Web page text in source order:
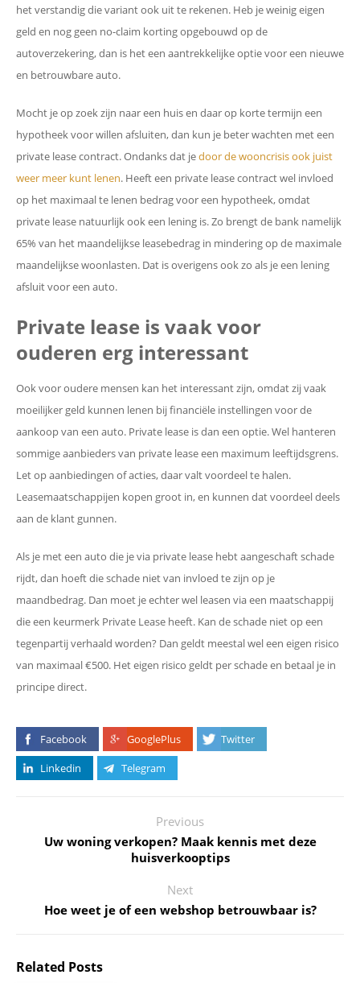
het verstandig die variant ook uit te rekenen. Heb je weinig eigen
geld en nog geen no-claim korting opgebouwd op de
autoverzekering, dan is het een aantrekkelijke optie voor een nieuwe
en betrouwbare auto.
Mocht je op zoek zijn naar een huis en daar op korte termijn een
hypotheek voor willen afsluiten, dan kun je beter wachten met een
private lease contract. Ondanks dat jedoor de wooncrisis ook juist
weer meer kunt lenen. Heeft een private lease contract wel invloed
op het maximaal te lenen bedrag voor een hypotheek, omdat
private lease natuurlijk ook een lening is. Zo brengt de bank namelijk
65% van het maandelijkse leasebedrag in mindering op de maximale
maandelijkse woonlasten. Dat is overigens ook zo als je een lening
afsluit voor een auto.
Private lease is vaak voor
ouderen erg interessant
Ook voor oudere mensen kan het interessant zijn, omdat zij vaak
moeilijker geld kunnen lenen bij financiële instellingen voor de
aankoop van een auto. Private lease is dan een optie. Wel hanteren
sommige aanbieders van private lease een maximum leeftijdsgrens.
Let op aanbiedingen of acties, daar valt voordeel te halen.
Leasemaatschappijen kopen groot in, en kunnen dat voordeel deels
aan de klant gunnen.
Als je met een auto die je via private lease hebt aangeschaft schade
rijdt, dan hoeft die schade niet van invloed te zijn op je
maandbedrag. Dan moet je echter wel leasen via een maatschappij
die een keurmerk Private Lease heeft. Kan de schade niet op een
tegenpartij verhaald worden? Dan geldt meestal wel een eigen risico
van maximaal €500. Het eigen risico geldt per schade en betaal je in
principe direct.
Facebook GooglePlus
Twitter
Linkedin
Telegram
Previous
Uw woning verkopen? Maak kennis met deze
huisverkooptips
Next
Hoe weet je of een webshop betrouwbaar is?
Related Posts